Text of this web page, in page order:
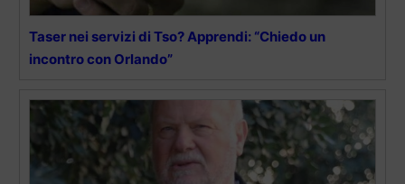
Taser nei servizi di Tso? Apprendi: “Chiedo un
incontro con Orlando”